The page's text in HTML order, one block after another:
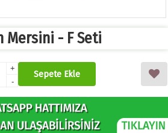
Mersini - F Seti
+
-
Sepete Ekle